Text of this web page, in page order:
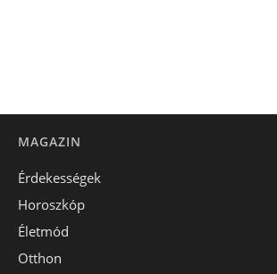
MAGAZIN
Érdekességek
Horoszkóp
Életmód
Otthon